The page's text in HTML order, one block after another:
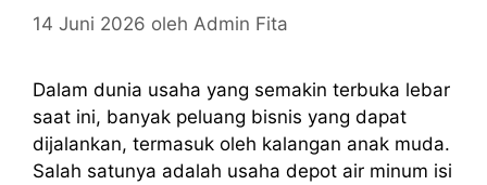
14 Juni 2026 oleh Admin Fita
Dalam dunia usaha yang semakin terbuka lebar
saat ini, banyak peluang bisnis yang dapat
dijalankan, termasuk oleh kalangan anak muda.
Salah satunya adalah usaha depot air minum isi